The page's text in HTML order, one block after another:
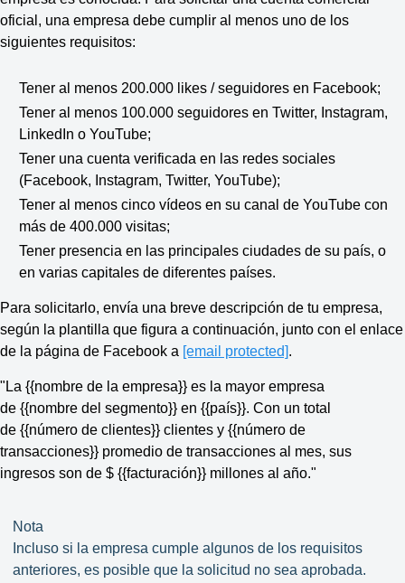
oficial, una empresa debe cumplir al menos uno de los
siguientes requisitos:
Tener al menos 200.000 likes / seguidores en Facebook;
Tener al menos 100.000 seguidores en Twitter, Instagram,
LinkedIn o YouTube;
Tener una cuenta verificada en las redes sociales
(Facebook, Instagram, Twitter, YouTube);
Tener al menos cinco vídeos en su canal de YouTube con
más de 400.000 visitas;
Tener presencia en las principales ciudades de su país, o
en varias capitales de diferentes países.
Para solicitarlo, envía una breve descripción de tu empresa,
según la plantilla que figura a continuación, junto con el enlace
de la página de Facebook a [email protected].
"La {{nombre de la empresa}} es la mayor empresa
de {{nombre del segmento}} en {{país}}. Con un total
de {{número de clientes}} clientes y {{número de
transacciones}} promedio de transacciones al mes, sus
ingresos son de $ {{facturación}} millones al año."
Nota
Incluso si la empresa cumple algunos de los requisitos
anteriores, es posible que la solicitud no sea aprobada.